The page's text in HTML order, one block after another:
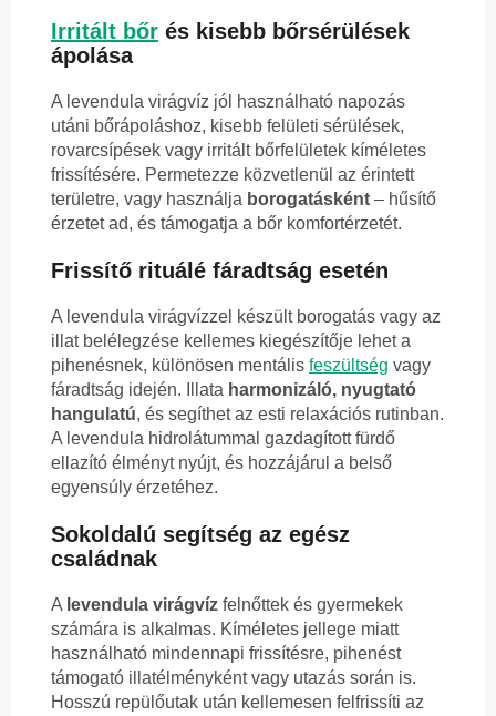
Irritált bőr és kisebb bőrsérülések
ápolása
A levendula virágvíz jól használható napozás
utáni bőrápoláshoz, kisebb felületi sérülések,
rovarcsípések vagy irritált bőrfelületek kíméletes
frissítésére. Permetezze közvetlenül az érintett
területre, vagy használja borogatásként – hűsítő
érzetet ad, és támogatja a bőr komfortérzetét.
Frissítő rituálé fáradtság esetén
A levendula virágvízzel készült borogatás vagy az
illat belélegzése kellemes kiegészítője lehet a
pihenésnek, különösen mentális feszültség vagy
fáradtság idején. Illata harmonizáló, nyugtató
hangulatú, és segíthet az esti relaxációs rutinban.
A levendula hidrolátummal gazdagított fürdő
ellazító élményt nyújt, és hozzájárul a belső
egyensúly érzetéhez.
Sokoldalú segítség az egész
családnak
A levendula virágvíz felnőttek és gyermekek
számára is alkalmas. Kíméletes jellege miatt
használható mindennapi frissítésre, pihenést
támogató illatélményként vagy utazás során is.
Hosszú repülőutak után kellemesen felfrissíti az